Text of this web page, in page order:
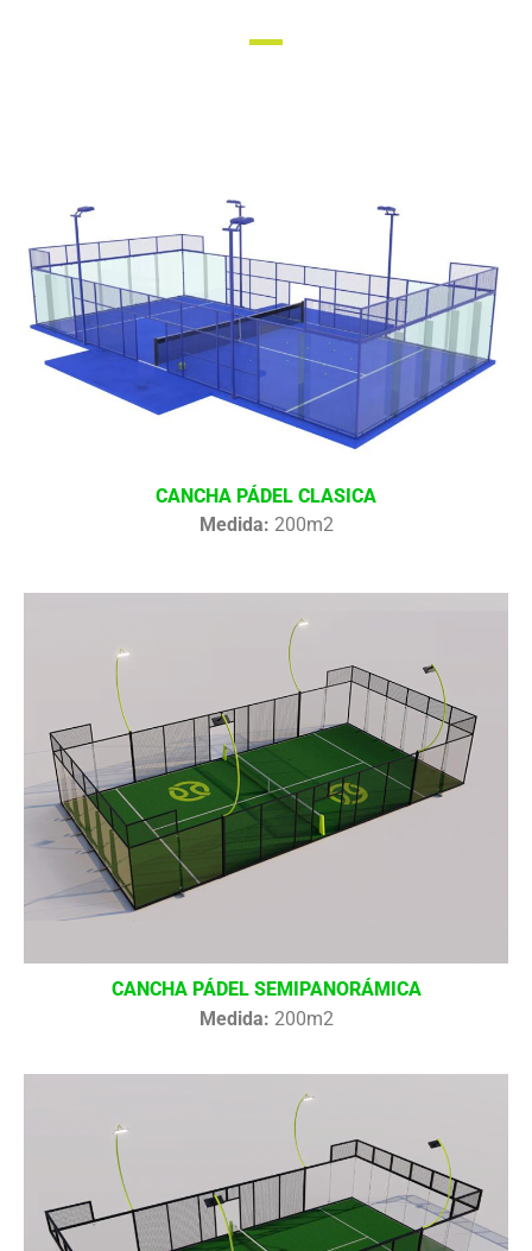
CANCHA PÁDEL CLASICA
Medida: 200m2
CANCHA PÁDEL SEMIPANORÁMICA
Medida: 200m2